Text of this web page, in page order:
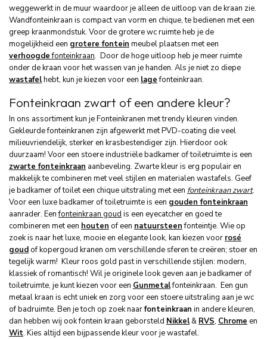
weggewerkt in de muur waardoor je alleen de uitloop van de kraan zie.
Wandfonteinkraan is compact van vorm en chique, te bedienen met een
greep kraanmondstuk. Voor de grotere wc ruimte heb je de
mogelijkheid een grotere fontein meubel plaatsen met een
verhoogdefonteinkraan. Door de hoge uitloop heb je meer ruimte
onder de kraan voor het wassen van je handen. Als je niet zo diepe
wastafelhebt, kun je kiezen voor een lagefonteinkraan.
Fonteinkraan zwart of een andere kleur?
In ons assortiment kun je Fonteinkranen met trendy kleuren vinden.
Gekleurde fonteinkranen zijn afgewerkt met PVD-coating die veel
milieuvriendelijk, sterker en krasbestendiger zijn. Hierdoor ook
duurzaam! Voor een stoere industriële badkamer of toiletruimte is een
zwarte fonteinkraan aanbeveling. Zwarte kleur is erg populair en
makkelijk te combineren met veel stijlen en materialen wastafels. Geef
je badkamer of toilet een chique uitstraling met een fonteinkraan zwart.
Voor een luxe badkamer of toiletruimte is een gouden fonteinkraan
aanrader. Eenfonteinkraan goud is een eyecatcher en goed te
combineren met een houten of een natuursteenfonteintje. Wie op
zoek is naar het luxe, mooie en elegante look, kan kiezen voor rosé
goudof kopergoud kranen om verschillende sferen te creëren; stoer en
tegelijk warm! Kleur roos gold past in verschillende stijlen: modern,
klassiek of romantisch! Wil je originele look geven aan je badkamer of
toiletruimte, je kunt kiezen voor een Gunmetalfonteinkraan. Een gun
metaal kraan is echt uniek en zorg voor een stoere uitstraling aan je wc
of badruimte. Ben je toch op zoek naarfonteinkraan in andere kleuren,
dan hebben wij ook fontein kraan geborsteld Nikkel& RVS, Chrome en
Wit. Kies altijd een bijpassende kleur voor je wastafel.